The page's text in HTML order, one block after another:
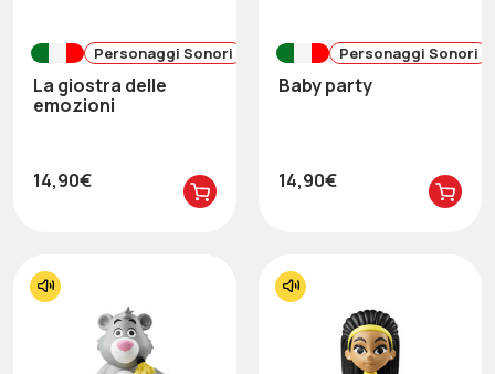
Personaggi Sonori
La giostra delle
emozioni
14,90€
Personaggi Sonori
Baby party
14,90€